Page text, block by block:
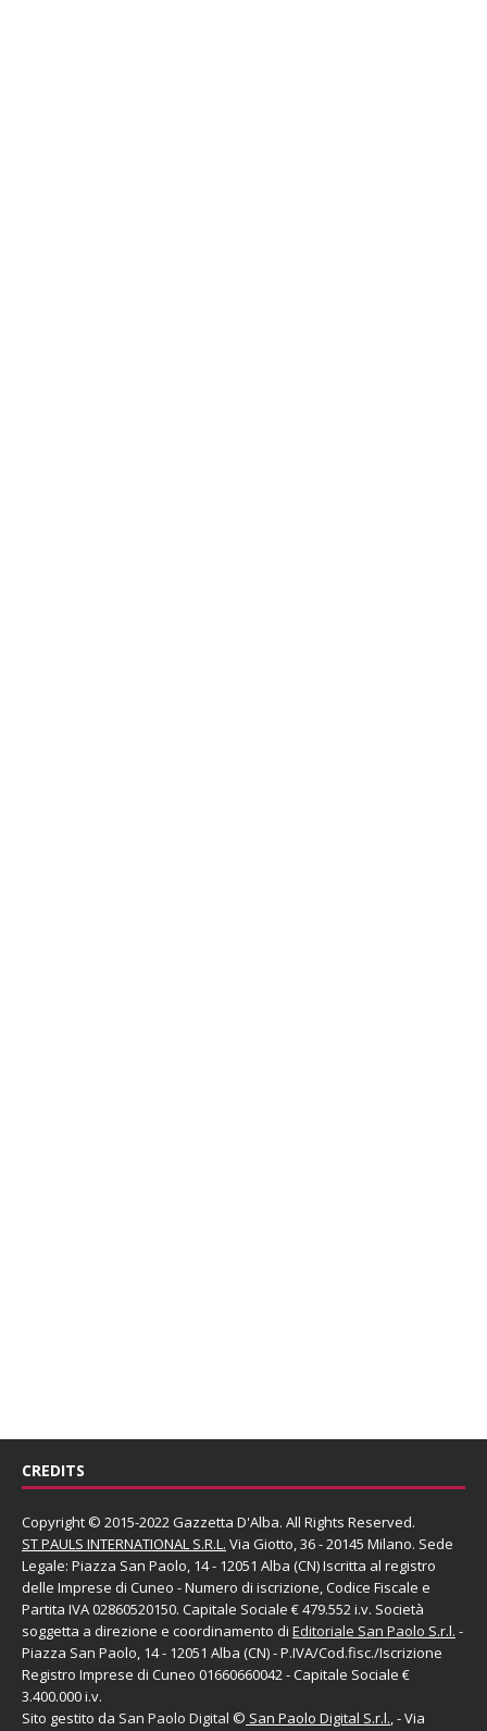
CREDITS
Copyright © 2015-2022 Gazzetta D'Alba. All Rights Reserved.
ST PAULS INTERNATIONAL S.R.L. Via Giotto, 36 - 20145 Milano. Sede
Legale: Piazza San Paolo, 14 - 12051 Alba (CN) Iscritta al registro
delle Imprese di Cuneo - Numero di iscrizione, Codice Fiscale e
Partita IVA 02860520150. Capitale Sociale € 479.552 i.v. Società
soggetta a direzione e coordinamento di Editoriale San Paolo S.r.l. -
Piazza San Paolo, 14 - 12051 Alba (CN) - P.IVA/Cod.fisc./Iscrizione
Registro Imprese di Cuneo 01660660042 - Capitale Sociale €
3.400.000 i.v.
Sito gestito da San Paolo Digital © San Paolo Digital S.r.l., - Via